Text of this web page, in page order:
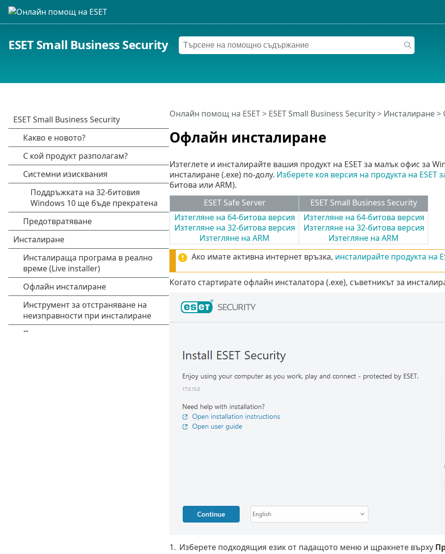
ESET Small Business Security
Офлайн инсталиране
Онлайн помощ на ESET> ESET Small Business Security> Инсталиране>
Изтеглете и инсталирайте вашия продукт на ESET за малък офис за
инсталиране (.exe) по-долу. Изберете коя версия на продукта на ESET
битова или ARM).
ESET Safe Server
ESET Small Business Security
Изтегляне на 64-битова версия
Изтегляне на 32-битова версия
Изтегляне на ARM
Изтегляне на 64-битова версия
Изтегляне на 32-битова версия
Изтегляне на ARM
Ако имате активна интернет връзка, инсталирайте продукта на
Когато стартирате офлайн инсталатора (.exe), съветникът за
1. Изберете подходящия език от падащото меню и щракнете върху